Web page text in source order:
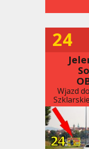
24
Wjazd